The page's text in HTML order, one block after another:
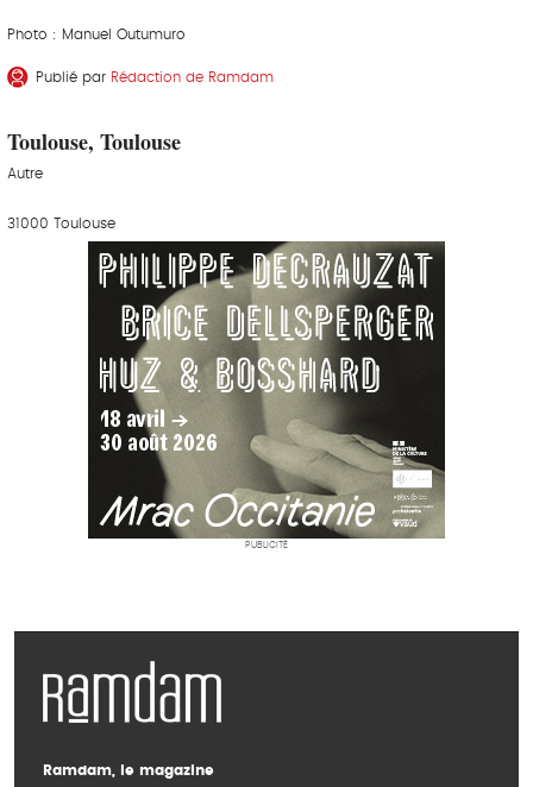
Photo : Manuel Outumuro
Publié par Rédaction de Ramdam
Toulouse, Toulouse
Autre
31000 Toulouse
PUBLICITÉ
Ramdam, le magazine